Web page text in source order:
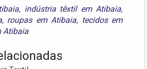
, indústria têxtil em Atibaia,
, roupas em Atibaia, tecidos em
Atibaia